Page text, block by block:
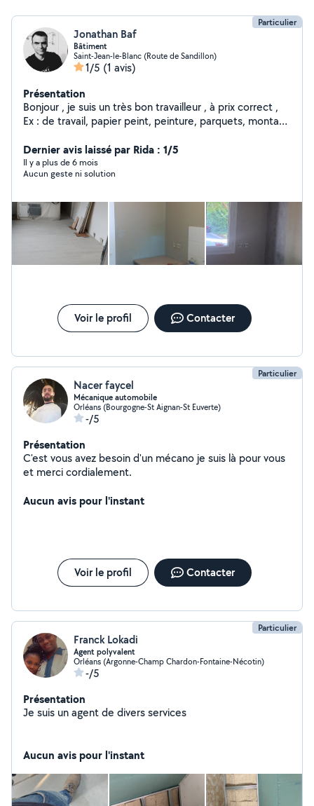
Particulier
Jonathan Baf
Bâtiment
Saint-Jean-le-Blanc (Route de Sandillon)
1/5 (1 avis)
Présentation
Bonjour , je suis un très bon travailleur , à prix correct ,
Ex : de travail, papier peint, peinture, parquets, montage
Orléans
Dernier avis laissé par Rida : 1/5
Il y a plus de 6 mois
Aucun geste ni solution
Voir le profil Contacter
Particulier
Nacer faycel
Mécanique automobile
Orléans (Bourgogne-St Aignan-St Euverte)
-/5
Présentation
C'est vous avez besoin d'un mécano je suis là pour vous
et merci cordialement.
Aucun avis pour l'instant
Voir le profil Contacter
Particulier
Franck Lokadi
Agent polyvalent
Orléans (Argonne-Champ Chardon-Fontaine-Nécotin)
-/5
Présentation
Je suis un agent de divers services
Aucun avis pour l'instant